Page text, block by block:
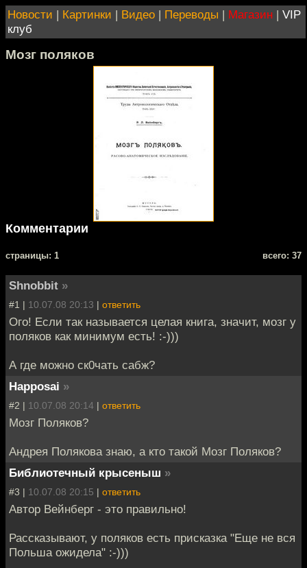
Новости | Картинки | Видео | Переводы | Магазин | VIP
клуб
Мозг поляков
Комментарии
cтраницы: 1 всего: 37
Shnobbit »
#1 | 10.07.08 20:13 | ответить
Ого! Если так называется целая книга, значит, мозг у
поляков как минимум есть! :-)))
А где можно ск0чать сабж?
Happosai »
#2 | 10.07.08 20:14 | ответить
Мозг Поляков?
Андрея Полякова знаю, а кто такой Мозг Поляков?
Библиотечный крысеныш »
#3 | 10.07.08 20:15 | ответить
Автор Вейнберг - это правильно!
Рассказывают, у поляков есть присказка "Еще не вся
Польша ожидела" :-)))